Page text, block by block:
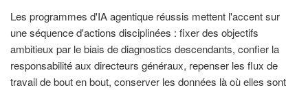
Les programmes d'IA agentique réussis mettent l'accent sur
une séquence d'actions disciplinées : fixer des objectifs
ambitieux par le biais de diagnostics descendants, confier la
responsabilité aux directeurs généraux, repenser les flux de
travail de bout en bout, conserver les données là où elles sont